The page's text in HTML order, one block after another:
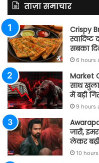
ताज़ा समाचार
Crispy
स्वादिष्ट
सबका
6 hours
Market
साथ
में बड़ी
9 hours
जारी,
लेकर बढ़ी
10